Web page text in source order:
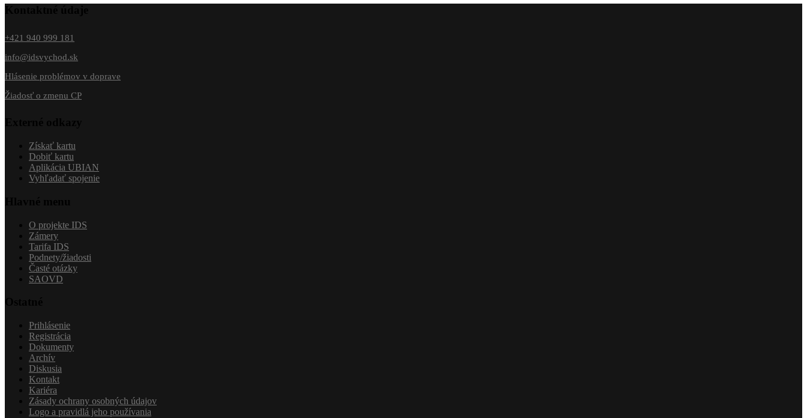
+421 940 999 181
info@idsvychod.sk
Hlásenie problémov v doprave
Žiadosť o zmenu CP
Získať kartu
Dobiť kartu
Aplikácia UBIAN
Vyhľadať spojenie
O projekte IDS
Zámery
Tarifa IDS
Podnety/žiadosti
Časté otázky
SAOVD
Prihlásenie
Registrácia
Dokumenty
Archív
Diskusia
Kontakt
Kariéra
Zásady ochrany osobných údajov
Logo a pravidlá jeho používania